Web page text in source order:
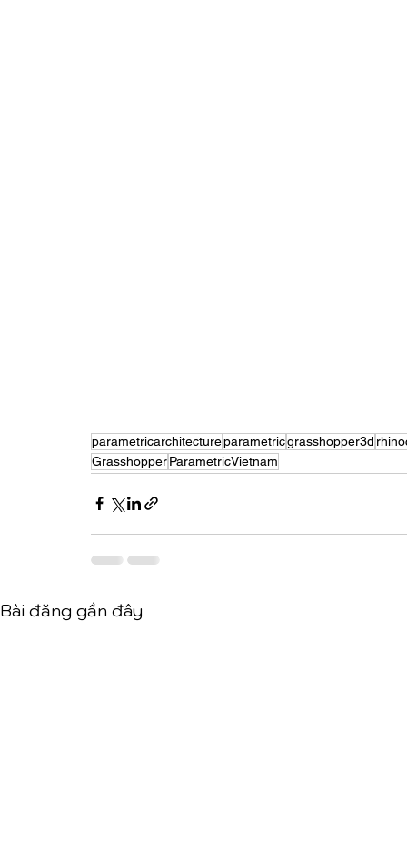
parametricarchitectureparametricgrasshopper3d
GrasshopperParametricVietnam
Bài đăng gần đây